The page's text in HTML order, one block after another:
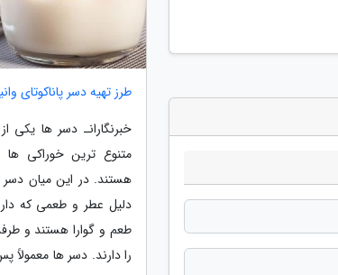
طرز تهیه دسر پاناکوتای
خبرنگارانـ دسر ها یکی
متنوع ترین خوراکی
هستند. در این میان
دلیل عطر و طعمی که
طعم و گوارا هستند و
را دارند. دسر ها معمولاً